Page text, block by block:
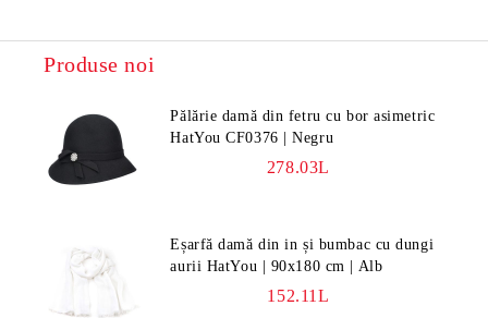
Produse noi
Pălărie damă din fetru cu bor asimetric
HatYou CF0376 | Negru
278.03L
Eșarfă damă din in și bumbac cu dungi
aurii HatYou | 90x180 cm | Alb
152.11L